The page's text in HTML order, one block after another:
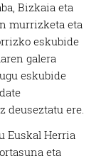
Bizkaia eta
murrizketa eta
eskubide
galera
eskubide
deuseztatu ere.
Euskal Herria
eta